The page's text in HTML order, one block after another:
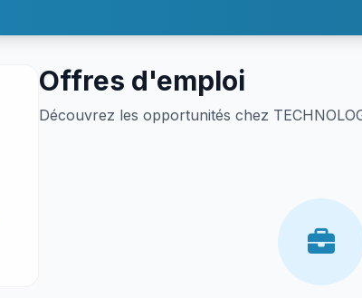
Offres d'emploi
Découvrez les opportunités chez